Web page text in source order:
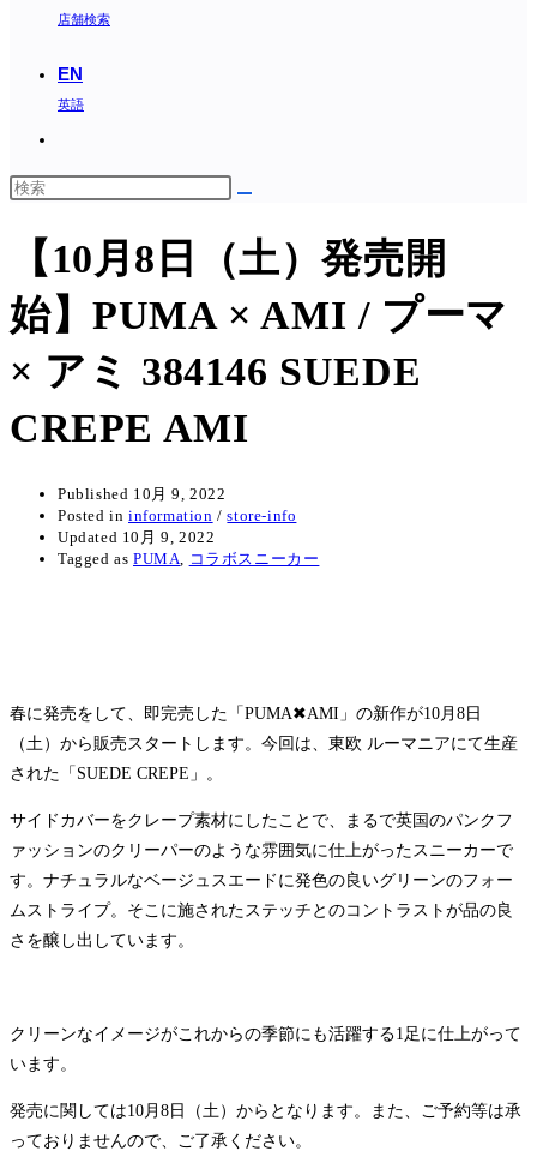
店舗検索
EN
英語
search
【10月8日（土）発売開
始】PUMA × AMI / プーマ
× アミ 384146 SUEDE
CREPE AMI
Published 10月 9, 2022
Posted in information /store-info
Updated 10月 9, 2022
Tagged as PUMA コラボスニーカー
春に発売をして、即完売した「PUMA✖AMI」の新作が10月8日
（土）から販売スタートします。今回は、東欧 ルーマニアにて生産
された「SUEDE CREPE」。
サイドカバーをクレープ素材にしたことで、まるで英国のパンクフ
ァッションのクリーパーのような雰囲気に仕上がったスニーカーで
す。ナチュラルなベージュスエードに発色の良いグリーンのフォー
ムストライプ。そこに施されたステッチとのコントラストが品の良
さを醸し出しています。
クリーンなイメージがこれからの季節にも活躍する1足に仕上がって
います。
発売に関しては10月8日（土）からとなります。また、ご予約等は承
っておりませんので、ご了承ください。